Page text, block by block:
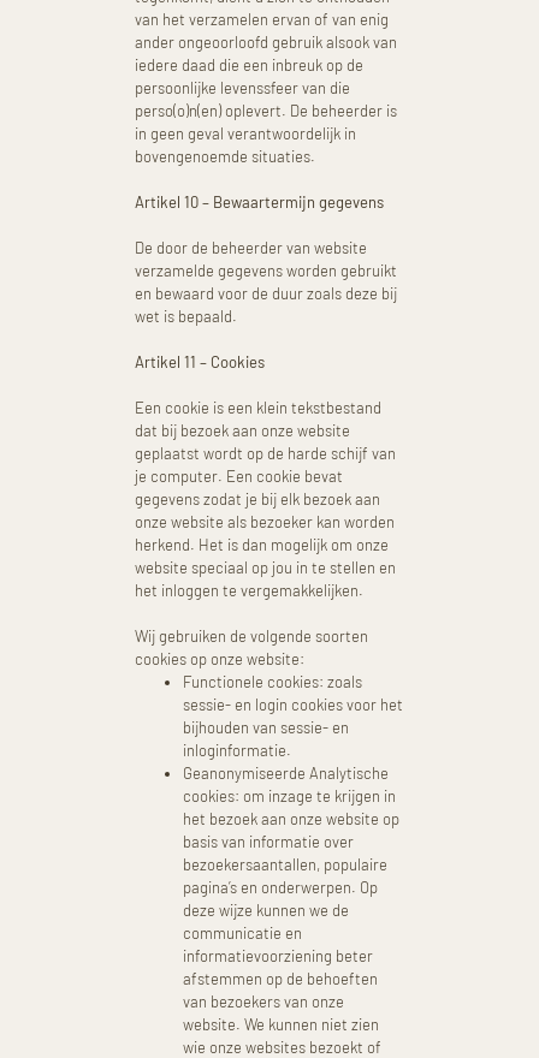
van het verzamelen ervan of van enig
ander ongeoorloofd gebruik alsook van
iedere daad die een inbreuk op de
persoonlijke levenssfeer van die
perso(o)n(en) oplevert. De beheerder is
in geen geval verantwoordelijk in
bovengenoemde situaties.
Artikel 10 – Bewaartermijn gegevens
De door de beheerder van website
verzamelde gegevens worden gebruikt
en bewaard voor de duur zoals deze bij
wet is bepaald.
Artikel 11 – Cookies
Een cookie is een klein tekstbestand
dat bij bezoek aan onze website
geplaatst wordt op de harde schijf van
je computer. Een cookie bevat
gegevens zodat je bij elk bezoek aan
onze website als bezoeker kan worden
herkend. Het is dan mogelijk om onze
website speciaal op jou in te stellen en
het inloggen te vergemakkelijken.
Wij gebruiken de volgende soorten
cookies op onze website:
Functionele cookies: zoals
sessie- en login cookies voor het
bijhouden van sessie- en
inloginformatie.
Geanonymiseerde Analytische
cookies: om inzage te krijgen in
het bezoek aan onze website op
basis van informatie over
bezoekersaantallen, populaire
pagina’s en onderwerpen. Op
deze wijze kunnen we de
communicatie en
informatievoorziening beter
afstemmen op de behoeften
van bezoekers van onze
website. We kunnen niet zien
wie onze websites bezoekt of